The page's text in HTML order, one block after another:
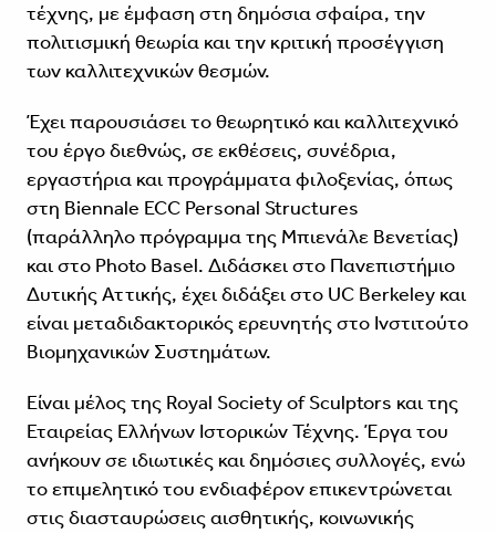
τέχνης, με έμφαση στη δημόσια σφαίρα, την
πολιτισμική θεωρία και την κριτική προσέγγιση
των καλλιτεχνικών θεσμών.
Έχει παρουσιάσει το θεωρητικό και καλλιτεχνικό
του έργο διεθνώς, σε εκθέσεις, συνέδρια,
εργαστήρια και προγράμματα φιλοξενίας, όπως
στη Biennale ECC Personal Structures
(παράλληλο πρόγραμμα της Μπιενάλε Βενετίας)
και στο Photo Basel. Διδάσκει στο Πανεπιστήμιο
Δυτικής Αττικής, έχει διδάξει στο UC Berkeley και
είναι μεταδιδακτορικός ερευνητής στο Ινστιτούτο
Βιομηχανικών Συστημάτων.
Είναι μέλος της Royal Society of Sculptors και της
Εταιρείας Ελλήνων Ιστορικών Τέχνης. Έργα του
ανήκουν σε ιδιωτικές και δημόσιες συλλογές, ενώ
το επιμελητικό του ενδιαφέρον επικεντρώνεται
στις διασταυρώσεις αισθητικής, κοινωνικής